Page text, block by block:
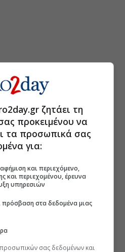
ζητάει τη
προκειμένου να
τα προσωπικά σας
για:
και περιεχόμενο,
και περιεχομένου, έρευνα
υπηρεσιών
στα δεδομένα μιας
σας δεδομένων και